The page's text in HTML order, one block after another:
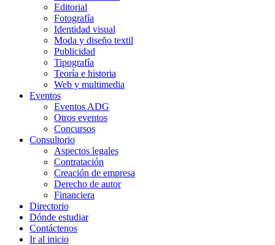
Editorial
Fotografía
Identidad visual
Moda y diseño textil
Publicidad
Tipografía
Teoría e historia
Web y multimedia
Eventos
Eventos ADG
Otros eventos
Concursos
Consultorio
Aspectos legales
Contratación
Creación de empresa
Derecho de autor
Financiera
Directorio
Dónde estudiar
Contáctenos
Ir al inicio